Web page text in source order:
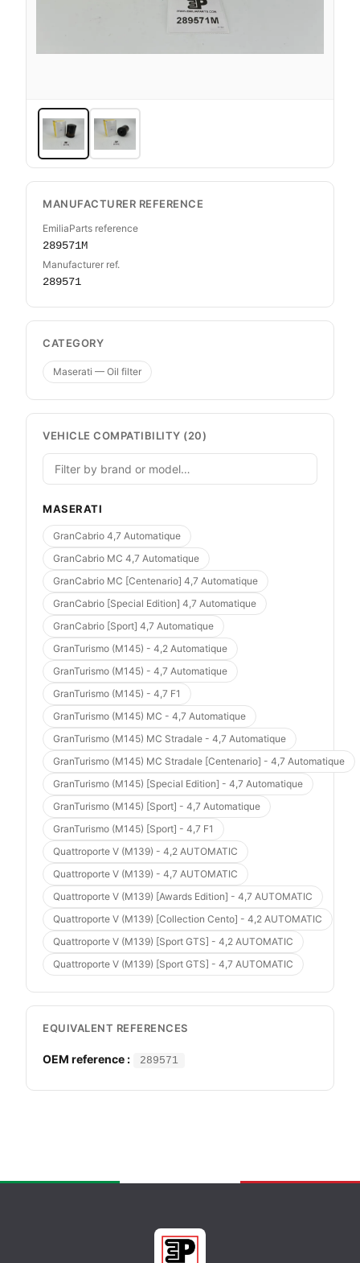
MANUFACTURER REFERENCE
EmiliaParts reference
289571M
Manufacturer ref.
289571
CATEGORY
Maserati — Oil filter
VEHICLE COMPATIBILITY (20)
MASERATI
GranCabrio 4,7 Automatique
GranCabrio MC 4,7 Automatique
GranCabrio MC [Centenario] 4,7 Automatique
GranCabrio [Special Edition] 4,7 Automatique
GranCabrio [Sport] 4,7 Automatique
GranTurismo (M145) - 4,2 Automatique
GranTurismo (M145) - 4,7 Automatique
GranTurismo (M145) - 4,7 F1
GranTurismo (M145) MC - 4,7 Automatique
GranTurismo (M145) MC Stradale - 4,7 Automatique
GranTurismo (M145) MC Stradale [Centenario] - 4,7 Automatique
GranTurismo (M145) [Special Edition] - 4,7 Automatique
GranTurismo (M145) [Sport] - 4,7 Automatique
GranTurismo (M145) [Sport] - 4,7 F1
Quattroporte V (M139) - 4,2 AUTOMATIC
Quattroporte V (M139) - 4,7 AUTOMATIC
Quattroporte V (M139) [Awards Edition] - 4,7 AUTOMATIC
Quattroporte V (M139) [Collection Cento] - 4,2 AUTOMATIC
Quattroporte V (M139) [Sport GTS] - 4,2 AUTOMATIC
Quattroporte V (M139) [Sport GTS] - 4,7 AUTOMATIC
EQUIVALENT REFERENCES
OEM reference : 289571